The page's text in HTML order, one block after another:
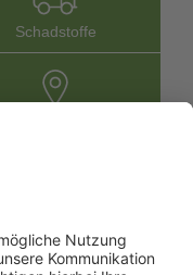
Schadstoffe